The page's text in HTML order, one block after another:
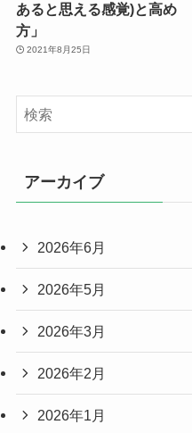
あると思える感覚)と高め
方」
2021年8月25日
アーカイブ
2026年6月
2026年5月
2026年3月
2026年2月
2026年1月